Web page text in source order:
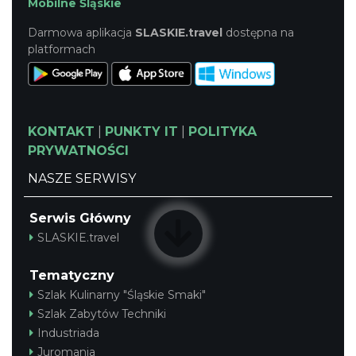
Podzamcze
7.33 km
7.33 km
Darmowa aplikacja SLASKIE.travel dostępna na
platformach
KONTAKT PUNKTY IT
POLITYKA
PRYWATNOŚCI
NASZE SERWISY
Serwis Główny
SLASKIE.travel
Tematyczny
Szlak Kulinarny "Śląskie Smaki"
Szlak Zabytów Techniki
Industriada
Juromania